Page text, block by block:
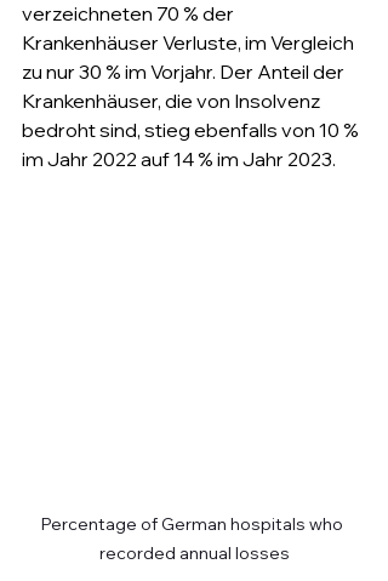
verzeichneten 70 % der
Krankenhäuser Verluste, im Vergleich
zu nur 30 % im Vorjahr. Der Anteil der
Krankenhäuser, die von Insolvenz
bedroht sind, stieg ebenfalls von 10 %
im Jahr 2022 auf 14 % im Jahr 2023.
Percentage of German hospitals who
recorded annual losses